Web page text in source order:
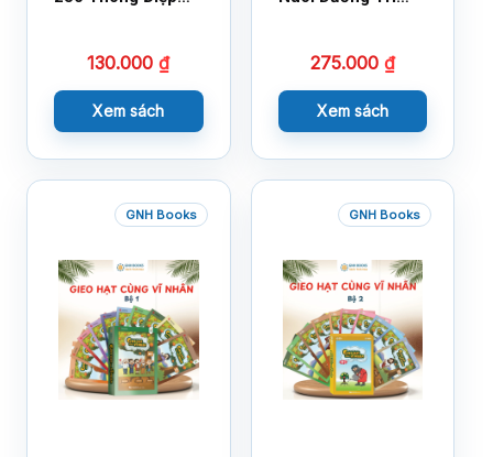
130.000₫
Xem sách
275.000 ₫
Xem sách
GNH Books GNH Books